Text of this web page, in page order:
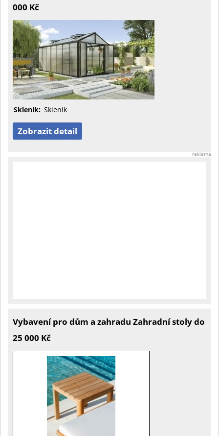
000 Kč
Skleník: Skleník
Zobrazit detail
reklama
Vybavení pro dům a zahradu Zahradní stoly do
25 000 Kč